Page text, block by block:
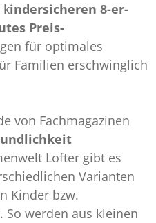
kindersicheren 8-er-
Preis-
für optimales
Familien erschwinglich
von Fachmagazinen
Lofter gibt es
Varianten
Kinder bzw.
So werden aus kleinen